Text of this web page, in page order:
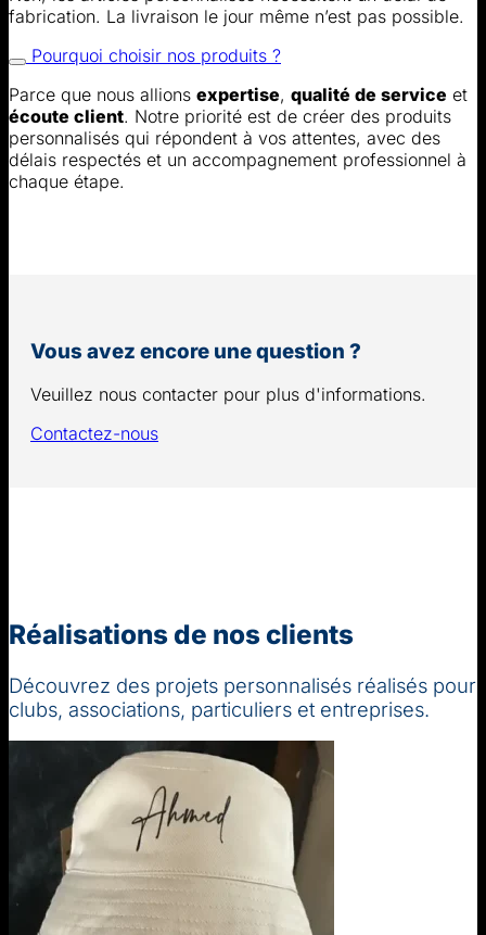
fabrication. La livraison le jour même n’est pas possible.
Pourquoi choisir nos produits ?
Parce que nous allions expertise, qualité de service et
écoute client. Notre priorité est de créer des produits
personnalisés qui répondent à vos attentes, avec des
délais respectés et un accompagnement professionnel à
chaque étape.
Vous avez encore une question ?
Veuillez nous contacter pour plus d'informations.
Contactez-nous
Réalisations de nos clients
Découvrez des projets personnalisés réalisés pour
clubs, associations, particuliers et entreprises.